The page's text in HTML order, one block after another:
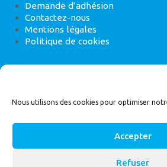
Nous utilisons des cookies pour optimiser
Accepter
Refuser
Demande d’adhésion
Contactez-nous
Mentions légales
Politique de cookies